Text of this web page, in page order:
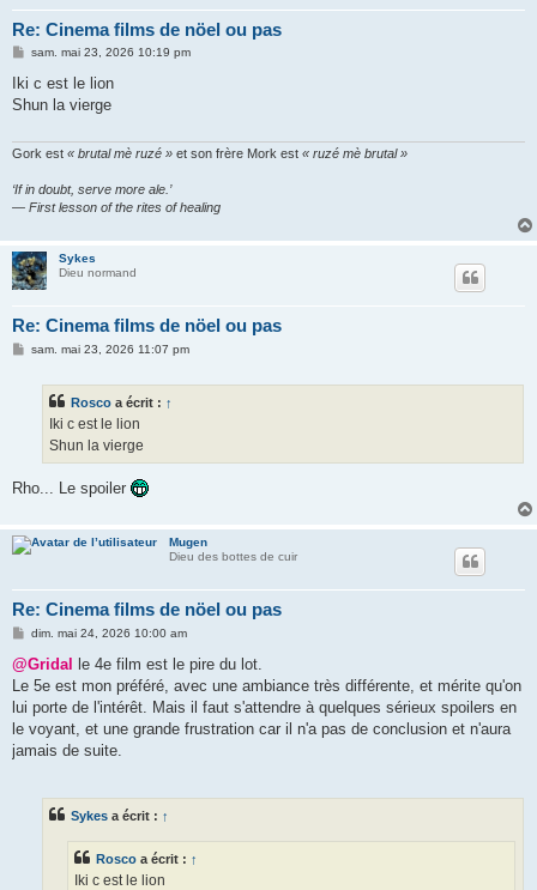
Re: Cinema films de nöel ou pas
M
s
a
sam. mai 23, 2026 10:19 pm
Iki c est le lion
Shun la vierge
Gork est « brutal mè ruzé » et son frère Mork est « ruzé mè brutal »
‘If in doubt, serve more ale.’
— First lesson of the rites of healing
Sykes
Dieu normand
Re: Cinema films de nöel ou pas
Msam. mai 23, 2026 11:07 pm
Rosco a écrit : ↑
Iki c est le lion
Shun la vierge
Rho... Le spoiler
Mugen
Dieu des bottes de cuir
Re: Cinema films de nöel ou pas
M
s
a
g
e
dim. mai 24, 2026 10:00 am
@Gridal
le 4e film est le pire du lot.
Le 5e est mon préféré, avec une ambiance très différente, et mérite qu'on
lui porte de l'intérêt. Mais il faut s'attendre à quelques sérieux spoilers en
le voyant, et une grande frustration car il n'a pas de conclusion et n'aura
jamais de suite.
Sykes a écrit : ↑
Rosco a écrit : ↑
Iki c est le lion